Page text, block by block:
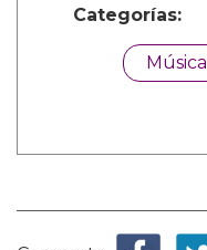
Categorías:
Música